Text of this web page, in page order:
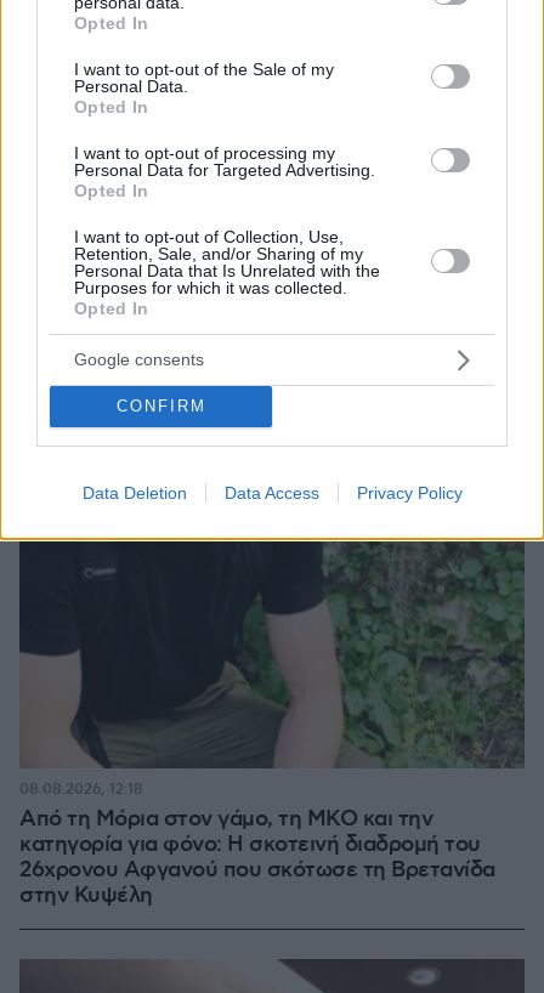
grant or deny consent to Google and its third-party tags to
use your data for below specified purposes in below Google
consent section.
Opted In
I want to opt-out of the Sale of my
Personal Data.
Opted In
I want to opt-out of processing my
Personal Data for Targeted Advertising.
Opted In
I want to opt-out of Collection, Use,
Retention, Sale, and/or Sharing of my
Personal Data that Is Unrelated with the
Purposes for which it was collected.
Opted In
Google consents
CONFIRM
Data Deletion Data Access Privacy Policy
Μυστήριο 3.500 ετών στη Σαντορίνη: Ο 15χρονος
που δεν πρόλαβε να ξεφύγει από το τσουνάμι
μπορεί ν' αλλάξει τη χρονολογία της μεγάλης
έκρηξης
08.08.2026, 18:08
Από τη Μόρια στον γάμο, τη ΜΚΟ και την
κατηγορία για φόνο: Η σκοτεινή διαδρομή του
26χρονου Αφγανού που σκότωσε τη Βρετανίδα
στην Κυψέλη
08.08.2026, 12:18